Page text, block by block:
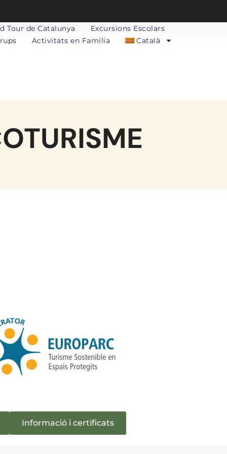
Tour de Catalunya
Excursions Escolars
Activitats en Família Català
Informació i certificats